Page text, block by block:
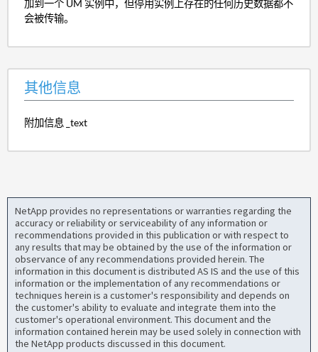
加到一个 UM 实例中，但停用实例上存在的任何历史数据都不
会被传输。
其他信息
附加信息 _text
NetApp provides no representations or warranties regarding the
accuracy or reliability or serviceability of any information or
recommendations provided in this publication or with respect to
any results that may be obtained by the use of the information or
observance of any recommendations provided herein. The
information in this document is distributed AS IS and the use of this
information or the implementation of any recommendations or
techniques herein is a customer's responsibility and depends on
the customer's ability to evaluate and integrate them into the
customer's operational environment. This document and the
information contained herein may be used solely in connection with
the NetApp products discussed in this document.